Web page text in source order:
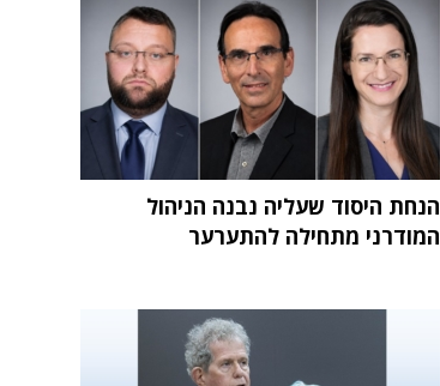
הנחת היסוד שעליה נבנה הניהול
המודרני מתחילה להתערער